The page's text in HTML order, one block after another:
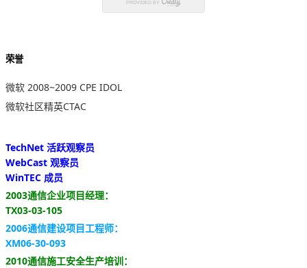
荣誉
微软 2008~2009 CPE IDOL
微软社区精英CTAC
TechNet 活跃观察员
WebCast 观察员
WinTEC 成员
2003通信企业项目经理：
TX03-03-105
2006通信建设项目工程师：
XM06-30-093
2010通信施工安全生产培训：